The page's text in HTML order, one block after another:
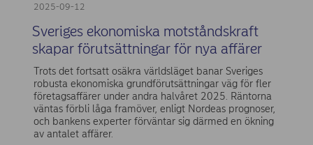
2025-09-12
Sveriges ekonomiska motståndskraft
skapar förutsättningar för nya affärer
Trots det fortsatt osäkra världsläget banar Sveriges
robusta ekonomiska grundförutsättningar väg för fler
företagsaffärer under andra halvåret 2025. Räntorna
väntas förbli låga framöver, enligt Nordeas prognoser,
och bankens experter förväntar sig därmed en ökning
av antalet affärer.